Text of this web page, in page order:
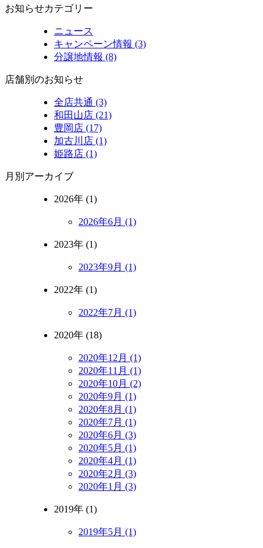
お知らせカテゴリー
ニュース
キャンペーン情報 (3)
分譲地情報 (8)
店舗別のお知らせ
全店共通 (3)
和田山店 (21)
豊岡店 (17)
加古川店 (1)
姫路店 (1)
月別アーカイブ
2026年 (1)
2026年6月 (1)
2023年 (1)
2023年9月 (1)
2022年 (1)
2022年7月 (1)
2020年 (18)
2020年12月 (1)
2020年11月 (1)
2020年10月 (2)
2020年9月 (1)
2020年8月 (1)
2020年7月 (1)
2020年6月 (3)
2020年5月 (1)
2020年4月 (1)
2020年2月 (3)
2020年1月 (3)
2019年 (1)
2019年5月 (1)